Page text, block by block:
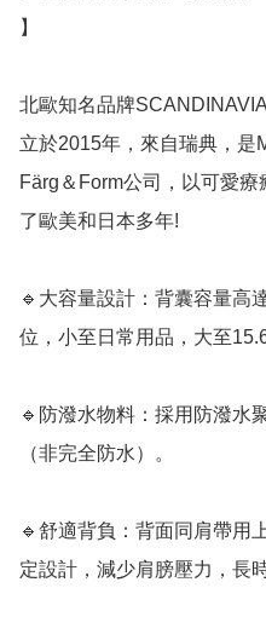
】
北歐知名品牌
立於2015年，來自瑞典，是
Färg＆Form公司，以可愛
了歐美和日本多年!
🔹大容量設計：背囊容量高
位，小至日常用品，大至
🔹防潑水物料：採用防潑水
（非完全防水）。
🔹舒適背負：背面同肩帶用
定設計，減少肩膀壓力，長